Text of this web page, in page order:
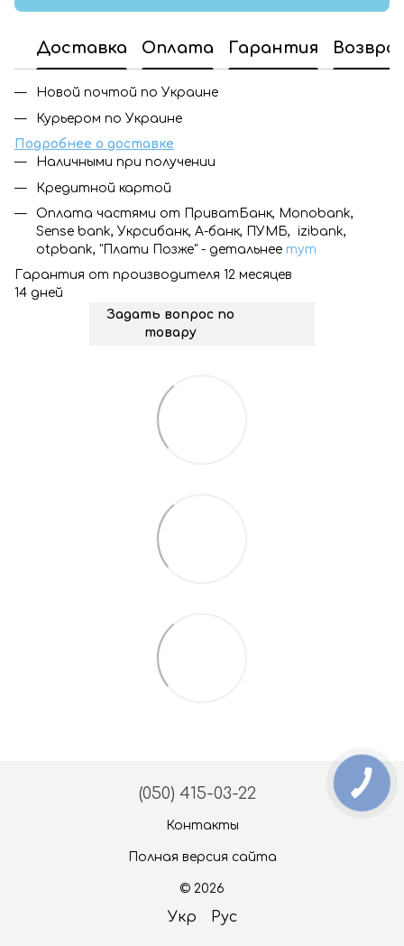
Доставка Оплата Гарантия
Новой почтой по Украине
Курьером по Украине
Подробнее о доставке
Наличными при получении
Кредитной картой
Оплата частями от ПриватБанк, Monobank,
Sense bank, Укрсибанк, А-банк, ПУМБ, izibank,
otpbank, "Плати Позже" - детальнее тут
Гарантия от производителя 12 месяцев
14 дней
Задать вопрос по
товару
(050) 415-03-22
Контакты
Полная версия сайта
© 2026
Укр Рус